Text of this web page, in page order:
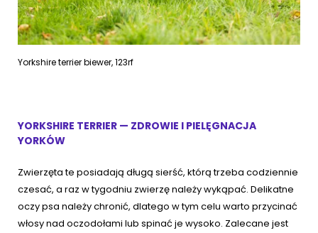
Yorkshire terrier biewer, 123rf
YORKSHIRE TERRIER — ZDROWIE I PIELĘGNACJA
YORKÓW
Zwierzęta te posiadają długą sierść, którą trzeba codziennie
czesać, a raz w tygodniu zwierzę należy wykąpać. Delikatne
oczy psa należy chronić, dlatego w tym celu warto przycinać
włosy nad oczodołami lub spinać je wysoko. Zalecane jest